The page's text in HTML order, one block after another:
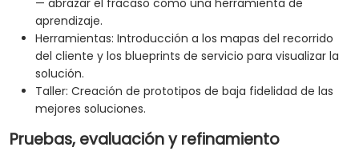
— abrazar el fracaso como una herramienta de
aprendizaje.
Herramientas: Introducción a los mapas del recorrido
del cliente y los blueprints de servicio para visualizar la
solución.
Taller: Creación de prototipos de baja fidelidad de las
mejores soluciones.
Pruebas, evaluación y refinamiento